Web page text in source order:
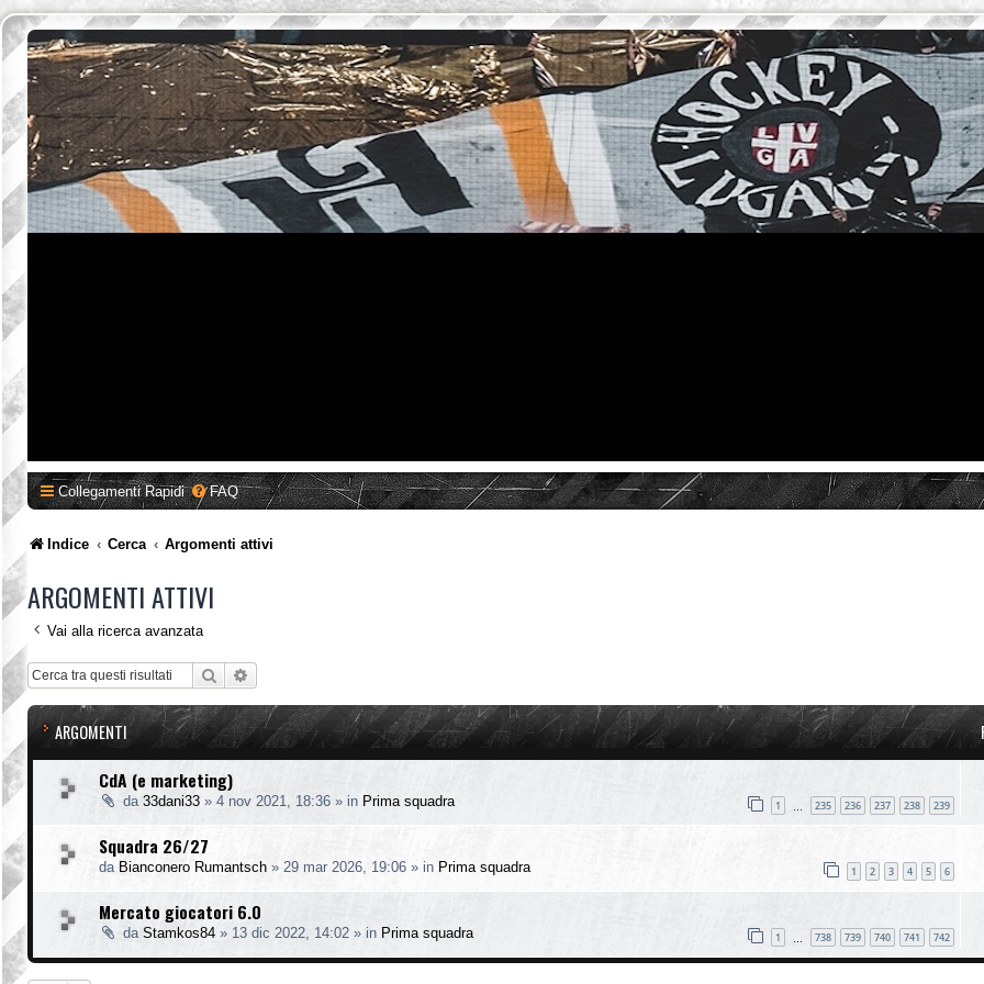
Collegamenti Rapidi FAQ
Indice Cerca Argomenti attivi
ARGOMENTI ATTIVI
Vai alla ricerca avanzata
Cerca
ARGOMENTI
CdA (e marketing)
da 33dani33 » 4 nov 2021, 18:36 » in Prima squadra 1 235 236 237 238 239
Squadra 26/27
da Bianconero Rumantsch » 29 mar 2026, 19:06 » in Prima squadra 1 2 3 4 5 6
Mercato giocatori 6.0
da Stamkos84 » 13 dic 2022, 14:02 » in Prima squadra 1 738 739 740 741 742